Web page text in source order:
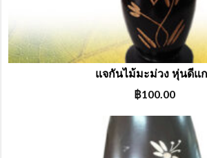
แจกันไม้มะม่วง หุ่นดีแ
฿100.00